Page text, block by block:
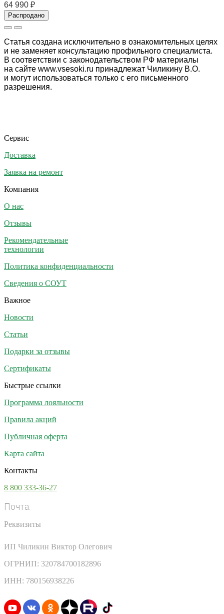
64 990 ₽
Распродано
Статья создана исключительно в ознакомительных целях
и не заменяет консультацию профильного специалиста.
В соответствии с законодательством РФ материалы
на сайте www.vsesoki.ru принадлежат Чиликину В.О.
и могут использоваться только с его письменного
разрешения.
Сервис
Доставка
Заявка на ремонт
Компания
О нас
Отзывы
Рекомендательные
технологии
Политика конфиденциальности
Сведения о СОУТ
Важное
Новости
Статьи
Подарки за отзывы
Сертификаты
Быстрые ссылки
Программа лояльности
Правила акций
Публичная оферта
Карта сайта
Контакты
8 800 333-36-27
Почта:
Реквизиты
ИП Чиликин Виктор Олегович
ОГРНИП: 320784700182896
ИНН: 780156938226